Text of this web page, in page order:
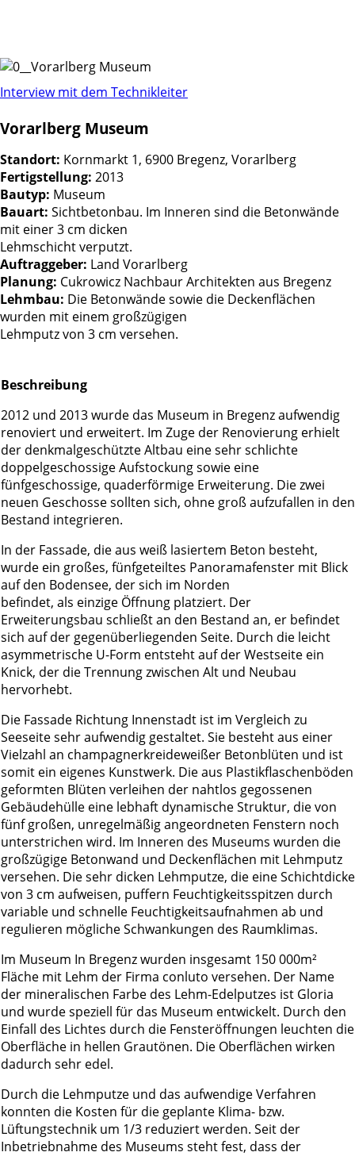
Interview mit dem Technikleiter
Vorarlberg Museum
Standort: Kornmarkt 1, 6900 Bregenz, Vorarlberg
Fertigstellung: 2013
Bautyp: Museum
Bauart: Sichtbetonbau. Im Inneren sind die Betonwände
mit einer 3 cm dicken
Lehmschicht verputzt.
Auftraggeber: Land Vorarlberg
Planung: Cukrowicz Nachbaur Architekten aus Bregenz
Lehmbau: Die Betonwände sowie die Deckenflächen
wurden mit einem großzügigen
Lehmputz von 3 cm versehen.
Beschreibung
2012 und 2013 wurde das Museum in Bregenz aufwendig
renoviert und erweitert. Im Zuge der Renovierung erhielt
der denkmalgeschützte Altbau eine sehr schlichte
doppelgeschossige Aufstockung sowie eine
fünfgeschossige, quaderförmige Erweiterung. Die zwei
neuen Geschosse sollten sich, ohne groß aufzufallen in den
Bestand integrieren.
In der Fassade, die aus weiß lasiertem Beton besteht,
wurde ein großes, fünfgeteiltes Panoramafenster mit Blick
auf den Bodensee, der sich im Norden
befindet, als einzige Öffnung platziert. Der
Erweiterungsbau schließt an den Bestand an, er befindet
sich auf der gegenüberliegenden Seite. Durch die leicht
asymmetrische U-Form entsteht auf der Westseite ein
Knick, der die Trennung zwischen Alt und Neubau
hervorhebt.
Die Fassade Richtung Innenstadt ist im Vergleich zu
Seeseite sehr aufwendig gestaltet. Sie besteht aus einer
Vielzahl an champagnerkreideweißer Betonblüten und ist
somit ein eigenes Kunstwerk. Die aus Plastikflaschenböden
geformten Blüten verleihen der nahtlos gegossenen
Gebäudehülle eine lebhaft dynamische Struktur, die von
fünf großen, unregelmäßig angeordneten Fenstern noch
unterstrichen wird. Im Inneren des Museums wurden die
großzügige Betonwand und Deckenflächen mit Lehmputz
versehen. Die sehr dicken Lehmputze, die eine Schichtdicke
von 3 cm aufweisen, puffern Feuchtigkeitsspitzen durch
variable und schnelle Feuchtigkeitsaufnahmen ab und
regulieren mögliche Schwankungen des Raumklimas.
Im Museum In Bregenz wurden insgesamt 150 000m²
Fläche mit Lehm der Firma conluto versehen. Der Name
der mineralischen Farbe des Lehm-Edelputzes ist Gloria
und wurde speziell für das Museum entwickelt. Durch den
Einfall des Lichtes durch die Fensteröffnungen leuchten die
Oberfläche in hellen Grautönen. Die Oberflächen wirken
dadurch sehr edel.
Durch die Lehmputze und das aufwendige Verfahren
konnten die Kosten für die geplante Klima- bzw.
Lüftungstechnik um 1/3 reduziert werden. Seit der
Inbetriebnahme des Museums steht fest, dass der